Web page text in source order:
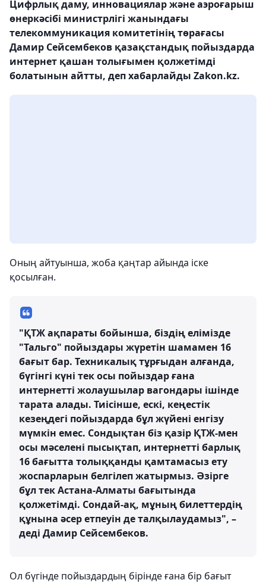
Цифрлық даму, инновациялар және аэроғарыш
өнеркәсібі министрлігі жанындағы
телекоммуникация комитетінің төрағасы
Дамир Сейсембеков қазақстандық пойыздарда
интернет қашан толығымен қолжетімді
болатынын айтты, деп хабарлайды Zakon.kz.
Оның айтуынша, жоба қаңтар айында іске
қосылған.
"ҚТЖ ақпараты бойынша, біздің елімізде
"Тальго" пойыздары жүретін шамамен 16
бағыт бар. Техникалық тұрғыдан алғанда,
бүгінгі күні тек осы пойыздар ғана
интернетті жолаушылар вагондары ішінде
тарата алады. Тиісінше, ескі, кеңестік
кезеңдегі пойыздарда бұл жүйені енгізу
мүмкін емес. Сондықтан біз қазір ҚТЖ-мен
осы мәселені пысықтап, интернетті барлық
16 бағытта толыққанды қамтамасыз ету
жоспарларын белгілеп жатырмыз. Әзірге
бұл тек Астана-Алматы бағытында
қолжетімді. Сондай-ақ, мұның билеттердің
құнына әсер етпеуін де талқылаудамыз", –
деді Дамир Сейсембеков.
Ол бүгінде пойыздардың бірінде ғана бір бағыт